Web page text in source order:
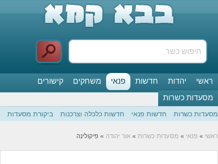
ראשי יהדות חדשות פנאי משחקים
קישורים
מסעדות כשרות
מסעדות כשרות חדשות פנאי חדשות כלכלה וצרכנות ביקורת מסעדות
ראשי » פנאי » מסעדות כשרות » אור יהודה » פיקולינה